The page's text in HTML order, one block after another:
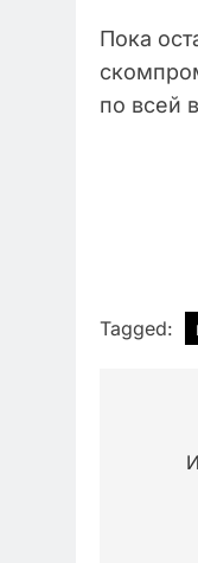
Пока
по всей
Tagged: